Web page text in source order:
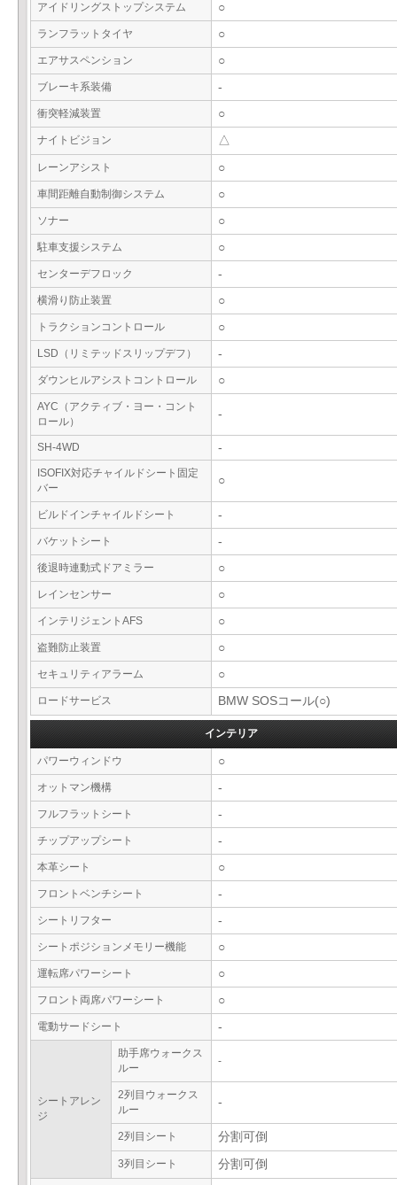
アイドリングストップシステム ○
ランフラットタイヤ ○
エアサスペンション ○
ブレーキ系装備 -
衝突軽減装置 ○
ナイトビジョン △
レーンアシスト ○
車間距離自動制御システム ○
ソナー ○
駐車支援システム ○
センターデフロック -
横滑り防止装置 ○
トラクションコントロール ○
LSD（リミテッドスリップデフ） -
ダウンヒルアシストコントロール ○
AYC（アクティブ・ヨー・コント
ロール）
-
SH-4WD -
ISOFIX対応チャイルドシート固定
バー
○
ビルドインチャイルドシート -
バケットシート -
後退時連動式ドアミラー ○
レインセンサー ○
インテリジェントAFS ○
盗難防止装置 ○
セキュリティアラーム ○
ロードサービス BMW SOSコール(○)
インテリア
パワーウィンドウ ○
オットマン機構 -
フルフラットシート -
チップアップシート -
本革シート ○
フロントベンチシート -
シートリフター -
シートポジションメモリー機能 ○
運転席パワーシート ○
フロント両席パワーシート ○
電動サードシート -
シートアレン
ジ
助手席ウォークス
ルー
-
2列目ウォークス
ルー
-
2列目シート 分割可倒
3列目シート 分割可倒